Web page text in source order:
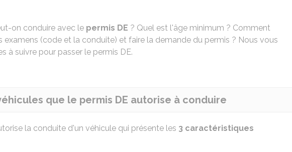
on conduire avec le permis DE ? Quel est l'âge minimum ? Comment
examens (code et la conduite) et faire la demande du permis ? Nous vous
à suivre pour passer le permis DE.
que le permis DE autorise à conduire
la conduite d'un véhicule qui présente les 3 caractéristiques